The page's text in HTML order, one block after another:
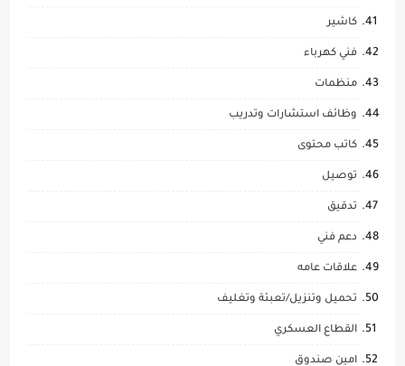
كاشير
فني كهرباء
منظمات
وظائف استشارات وتدريب
كاتب محتوى
توصيل
تدقيق
دعم فني
علاقات عامه
تحميل وتنزيل/تعبئة وتغليف
القطاع العسكري
امين صندوق